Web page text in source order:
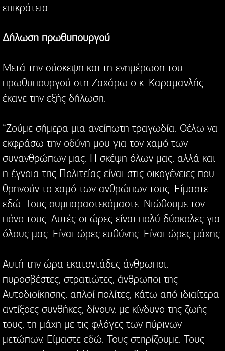
επικράτεια.
Δήλωση πρωθυπουργού
Μετά την σύσκεψη και τη ενημέρωση του
πρωθυπουργού στη Ζαχάρω ο κ. Καραμανλής
έκανε την εξής δήλωση:
“Ζούμε σήμερα μια ανείπωτη τραγωδία. Θέλω να
εκφράσω την οδύνη μου για τον χαμό των
συνανθρώπων μας. Η σκέψη όλων μας, αλλά και
η έγνοια της Πολιτείας είναι στις οικογένειες που
θρηνούν το χαμό των ανθρώπων τους. Είμαστε
εδώ. Τους συμπαραστεκόμαστε. Νιώθουμε τον
πόνο τους. Αυτές οι ώρες είναι πολύ δύσκολες για
όλους μας. Είναι ώρες ευθύνης. Είναι ώρες μάχης.
Αυτή την ώρα εκατοντάδες άνθρωποι,
πυροσβέστες, στρατιώτες, άνθρωποι της
Αυτοδιοίκησης, απλοί πολίτες, κάτω από ιδιαίτερα
αντίξοες συνθήκες, δίνουν, με κίνδυνο της ζωής
τους, τη μάχη με τις φλόγες των πύρινων
μετώπων. Είμαστε εδώ. Τους στηρίζουμε. Τους